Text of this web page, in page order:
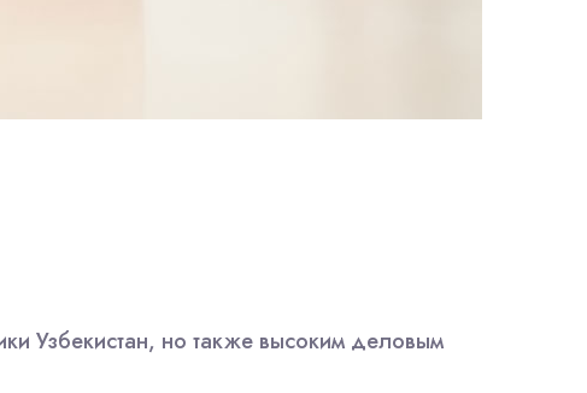
Узбекистан, но также высоким деловым